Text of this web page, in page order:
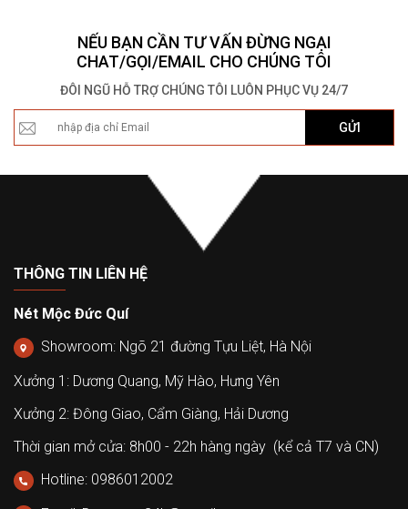
NẾU BẠN CẦN TƯ VẤN ĐỪNG NGẠI
CHAT/GỌI/EMAIL CHO CHÚNG TÔI
ĐÔI NGŨ HỖ TRỢ CHÚNG TÔI LUÔN PHỤC VỤ 24/7
GỬI
THÔNG TIN LIÊN HỆ
Nét Mộc Đức Quí
Showroom: Ngõ 21 đường Tựu Liệt, Hà Nội
Xưởng 1: Dương Quang, Mỹ Hào, Hưng Yên
Xưởng 2: Đông Giao, Cẩm Giàng, Hải Dương
Thời gian mở cửa: 8h00 - 22h hàng ngày (kể cả T7 và CN)
Hotline: 0986012002